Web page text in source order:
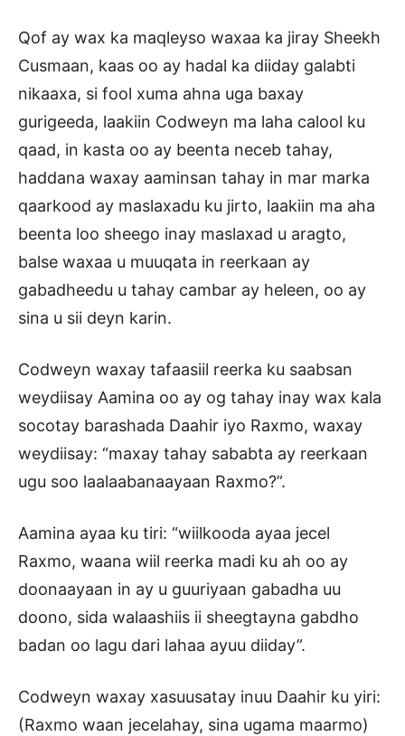
Qof ay wax ka maqleyso waxaa ka jiray Sheekh
Cusmaan, kaas oo ay hadal ka diiday galabti
nikaaxa, si fool xuma ahna uga baxay
gurigeeda, laakiin Codweyn ma laha calool ku
qaad, in kasta oo ay beenta neceb tahay,
haddana waxay aaminsan tahay in mar marka
qaarkood ay maslaxadu ku jirto, laakiin ma aha
beenta loo sheego inay maslaxad u aragto,
balse waxaa u muuqata in reerkaan ay
gabadheedu u tahay cambar ay heleen, oo ay
sina u sii deyn karin.
Codweyn waxay tafaasiil reerka ku saabsan
weydiisay Aamina oo ay og tahay inay wax kala
socotay barashada Daahir iyo Raxmo, waxay
weydiisay: “maxay tahay sababta ay reerkaan
ugu soo laalaabanaayaan Raxmo?”.
Aamina ayaa ku tiri: “wiilkooda ayaa jecel
Raxmo, waana wiil reerka madi ku ah oo ay
doonaayaan in ay u guuriyaan gabadha uu
doono, sida walaashiis ii sheegtayna gabdho
badan oo lagu dari lahaa ayuu diiday”.
Codweyn waxay xasuusatay inuu Daahir ku yiri:
(Raxmo waan jecelahay, sina ugama maarmo)